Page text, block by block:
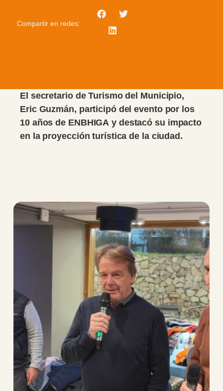
Compartir en redes:
El secretario de Turismo del Municipio,
Eric Guzmán, participó del evento por los
10 años de ENBHIGA y destacó su impacto
en la proyección turística de la ciudad.